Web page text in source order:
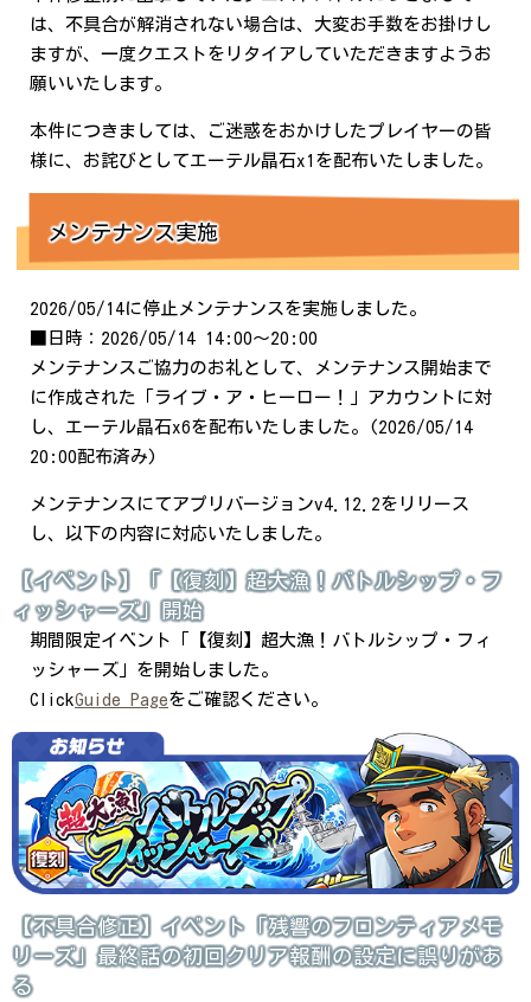
は、不具合が解消されない場合は、大変お手数をお掛けし
ますが、一度クエストをリタイアしていただきますようお
願いいたします。
本件につきましては、ご迷惑をおかけしたプレイヤーの皆
様に、お詫びとしてエーテル晶石x1を配布いたしました。
メンテナンス実施
2026/05/14に停止メンテナンスを実施しました。
■日時：2026/05/14 14:00～20:00
メンテナンスご協力のお礼として、メンテナンス開始まで
に作成された「ライブ・ア・ヒーロー！」アカウントに対
し、エーテル晶石x6を配布いたしました。(2026/05/14
20:00配布済み)
メンテナンスにてアプリバージョンv4.12.2をリリース
し、以下の内容に対応いたしました。
【イベント】「【復刻】超大漁！バトルシップ・フ
ィッシャーズ」開始
期間限定イベント「【復刻】超大漁！バトルシップ・フィ
ッシャーズ」を開始しました。
ClickGuide Pageをご確認ください。
【不具合修正】イベント「残響のフロンティアメモ
リーズ」最終話の初回クリア報酬の設定に誤りがあ
る